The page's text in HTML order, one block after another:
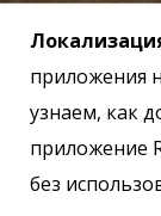
приложения
узнаем, как
приложение
без